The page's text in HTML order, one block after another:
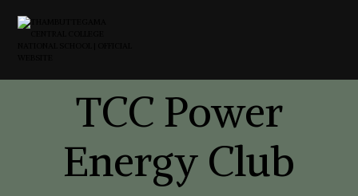
TCC Power
Energy Club